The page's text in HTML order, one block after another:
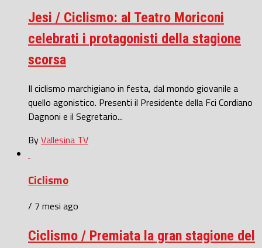
Jesi / Ciclismo: al Teatro Moriconi
celebrati i protagonisti della stagione
scorsa
Il ciclismo marchigiano in festa, dal mondo giovanile a
quello agonistico. Presenti il Presidente della Fci Cordiano
Dagnoni e il Segretario...
ByVallesina TV
Ciclismo
/ 7 mesi ago
Ciclismo / Premiata la gran stagione del